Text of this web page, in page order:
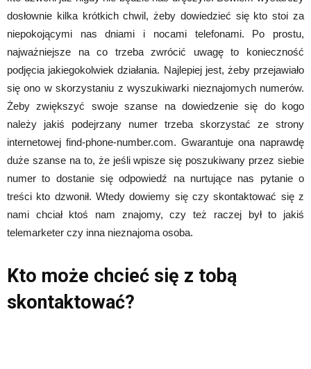
dosłownie kilka krótkich chwil, żeby dowiedzieć się kto stoi za
niepokojącymi nas dniami i nocami telefonami. Po prostu,
najważniejsze na co trzeba zwrócić uwagę to konieczność
podjęcia jakiegokolwiek działania. Najlepiej jest, żeby przejawiało
się ono w skorzystaniu z wyszukiwarki nieznajomych numerów.
Żeby zwiększyć swoje szanse na dowiedzenie się do kogo
należy jakiś podejrzany numer trzeba skorzystać ze strony
internetowej find-phone-number.com. Gwarantuje ona naprawdę
duże szanse na to, że jeśli wpisze się poszukiwany przez siebie
numer to dostanie się odpowiedź na nurtujące nas pytanie o
treści kto dzwonił. Wtedy dowiemy się czy skontaktować się z
nami chciał ktoś nam znajomy, czy też raczej był to jakiś
telemarketer czy inna nieznajoma osoba.
Kto może chcieć się z tobą
skontaktować?